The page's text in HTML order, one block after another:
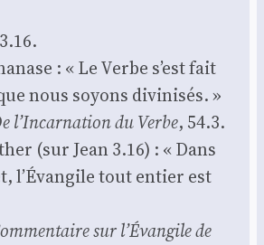
: « Le Verbe s’est fait
nous soyons divi­ni­sés. »
l’Incarnation du Verbe, 54.3.
(sur Jean 3.16) : « Dans
l’Évangile tout entier est
sur l’Évangile de